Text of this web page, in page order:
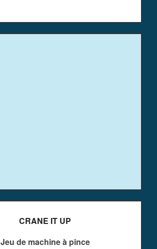
CRANE IT UP
Jeu de machine à pince